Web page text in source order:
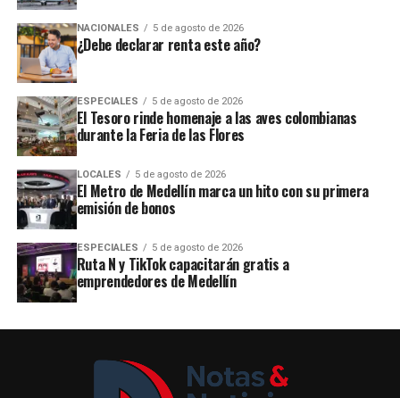
NACIONALES 5 de agosto de 2026
¿Debe declarar renta este año?
ESPECIALES 5 de agosto de 2026
El Tesoro rinde homenaje a las aves colombianas
durante la Feria de las Flores
LOCALES 5 de agosto de 2026
El Metro de Medellín marca un hito con su primera
emisión de bonos
ESPECIALES 5 de agosto de 2026
Ruta N y TikTok capacitarán gratis a
emprendedores de Medellín